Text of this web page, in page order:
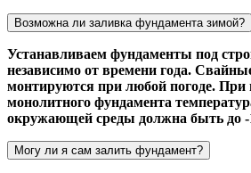
Возможна ли заливка фундамента зимой?
Устанавливаем фундаменты под
независимо от времени года.
монтируются при любой погоде. При
монолитного фундамента
окружающей среды должна быть до -
Могу ли я сам залить фундамент?